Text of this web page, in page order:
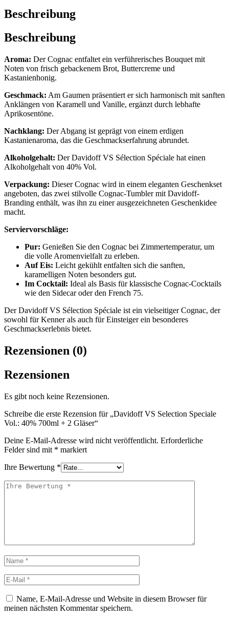
Beschreibung
Beschreibung
Aroma: Der Cognac entfaltet ein verführerisches Bouquet mit
Noten von frisch gebackenem Brot, Buttercreme und
Kastanienhonig.
Geschmack: Am Gaumen präsentiert er sich harmonisch mit sanften
Anklängen von Karamell und Vanille, ergänzt durch lebhafte
Aprikosentöne.
Nachklang: Der Abgang ist geprägt von einem erdigen
Kastanienaroma, das die Geschmackserfahrung abrundet.
Alkoholgehalt: Der Davidoff VS Sélection Spéciale hat einen
Alkoholgehalt von 40% Vol.
Verpackung: Dieser Cognac wird in einem eleganten Geschenkset
angeboten, das zwei stilvolle Cognac-Tumbler mit Davidoff-
Branding enthält, was ihn zu einer ausgezeichneten Geschenkidee
macht.
Serviervorschläge:
Pur: Genießen Sie den Cognac bei Zimmertemperatur, um
die volle Aromenvielfalt zu erleben.
Auf Eis: Leicht gekühlt entfalten sich die sanften,
karamelligen Noten besonders gut.
Im Cocktail: Ideal als Basis für klassische Cognac-Cocktails
wie den Sidecar oder den French 75.
Der Davidoff VS Sélection Spéciale ist ein vielseitiger Cognac, der
sowohl für Kenner als auch für Einsteiger ein besonderes
Geschmackserlebnis bietet.
Rezensionen (0)
Rezensionen
Es gibt noch keine Rezensionen.
Schreibe die erste Rezension für „Davidoff VS Selection Speciale
Vol.: 40% 700ml + 2 Gläser“
Deine E-Mail-Adresse wird nicht veröffentlicht. Erforderliche
Felder sind mit * markiert
Ihre Bewertung *
Name, E-Mail-Adresse und Website in diesem Browser für
meinen nächsten Kommentar speichern.